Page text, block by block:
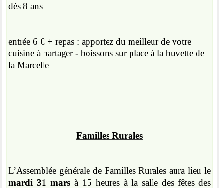
dès 8 ans
entrée 6 € + repas : apportez du meilleur de votre
cuisine à partager - boissons sur place à la buvette de
la Marcelle
Familles Rurales
L’Assemblée générale de Familles Rurales aura lieu le
mardi 31 mars à 15 heures à la salle des fêtes des